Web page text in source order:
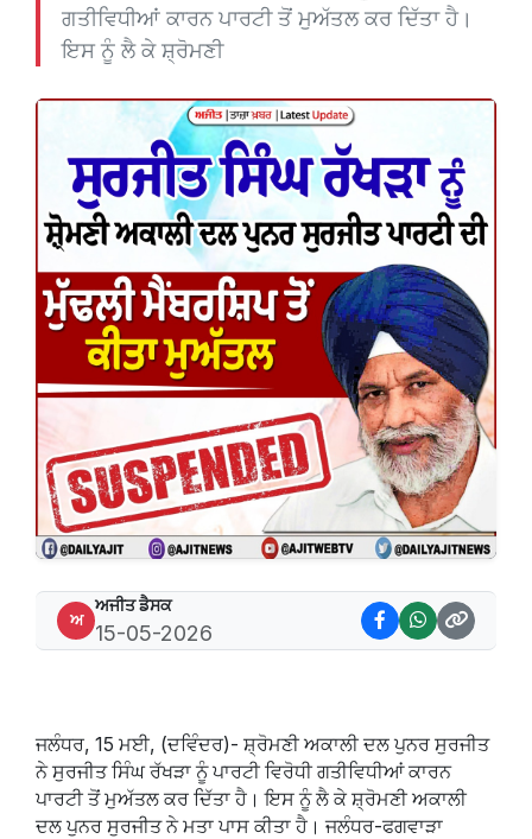
ਗਤੀਵਿਧੀਆਂ ਕਾਰਨ ਪਾਰਟੀ ਤੋਂ ਮੁਅੱਤਲ ਕਰ ਦਿੱਤਾ ਹੈ।
ਇਸ ਨੂੰ ਲੈ ਕੇ ਸ਼੍ਰੋਮਣੀ
ਅ
ਅਜੀਤ ਡੈਸਕ
15-05-2026
ਜਲੰਧਰ, 15 ਮਈ, (ਦਵਿੰਦਰ)- ਸ਼੍ਰੋਮਣੀ ਅਕਾਲੀ ਦਲ ਪੁਨਰ ਸੁਰਜੀਤ
ਨੇ ਸੁਰਜੀਤ ਸਿੰਘ ਰੱਖੜਾ ਨੂੰ ਪਾਰਟੀ ਵਿਰੋਧੀ ਗਤੀਵਿਧੀਆਂ ਕਾਰਨ
ਪਾਰਟੀ ਤੋਂ ਮੁਅੱਤਲ ਕਰ ਦਿੱਤਾ ਹੈ। ਇਸ ਨੂੰ ਲੈ ਕੇ ਸ਼੍ਰੋਮਣੀ ਅਕਾਲੀ
ਦਲ ਪੁਨਰ ਸੁਰਜੀਤ ਨੇ ਮਤਾ ਪਾਸ ਕੀਤਾ ਹੈ। ਜਲੰਧਰ-ਫਗਵਾੜਾ